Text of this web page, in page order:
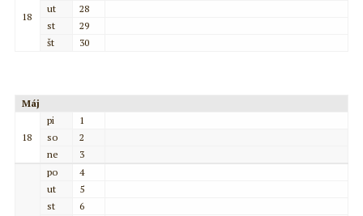
18
ut
28
st
29
št
30
Máj
18
pi
1
so
2
ne
3
po
4
ut
5
st
6